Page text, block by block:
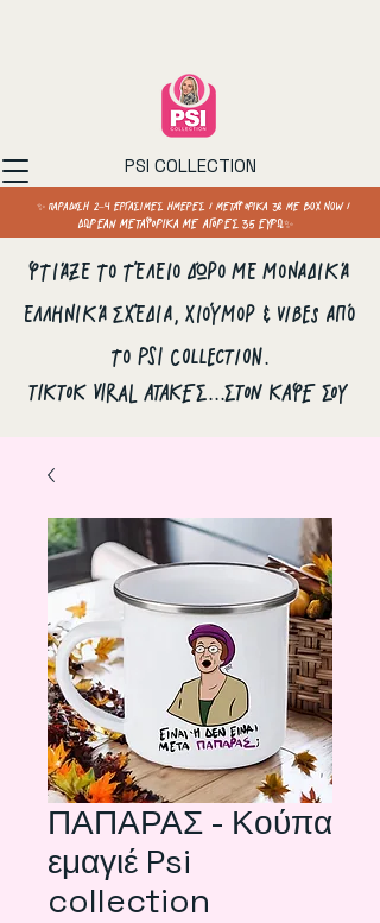
PSI COLLECTION
✨ ΠΑΡΑΔΟΣΗ 2–4 ΕΡΓΑΣΙΜΕΣ ΗΜΕΡΕΣ / ΜΕΤΑΦΟΡΙΚΑ 3€ ΜΕ BOX NOW /
ΔΩΡΕΑΝ ΜΕΤΑΦΟΡΙΚΑ ΜΕ ΑΓΟΡΕΣ 35 ΕΥΡΩ✨
Φτιάξε το τέλειο δώρο με μοναδικά
ελληνικά σχέδια, χιούμορ & vibes από
το PSI Collection.
ΤΙΚΤΟΚ VIRAL ΑΤΑΚΕΣ...ΣΤΟΝ ΚΑΦΕ ΣΟΥ
ΠΑΠΑΡΑΣ - Κούπα
εμαγιέ Psi
collection